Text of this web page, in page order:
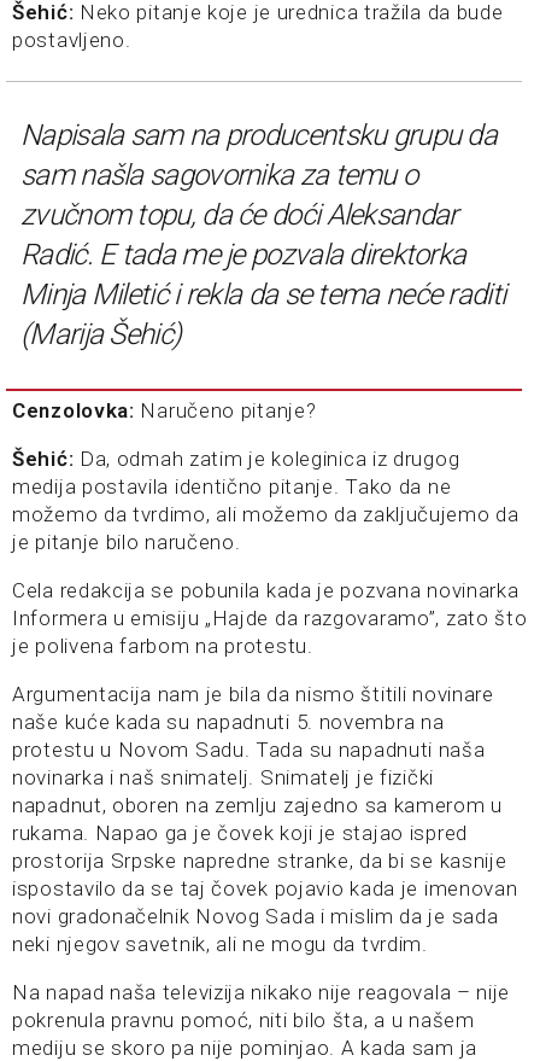
Šehić: Neko pitanje koje je urednica tražila da bude
postavljeno.
Napisala sam na producentsku grupu da
sam našla sagovornika za temu o
zvučnom topu, da će doći Aleksandar
Radić. E tada me je pozvala direktorka
Minja Miletić i rekla da se tema neće raditi
(Marija Šehić)
Cenzolovka: Naručeno pitanje?
Šehić: Da, odmah zatim je koleginica iz drugog
medija postavila identično pitanje. Tako da ne
možemo da tvrdimo, ali možemo da zaključujemo da
je pitanje bilo naručeno.
Cela redakcija se pobunila kada je pozvana novinarka
Informera u emisiju „Hajde da razgovaramo”, zato što
je polivena farbom na protestu.
Argumentacija nam je bila da nismo štitili novinare
naše kuće kada su napadnuti 5. novembra na
protestu u Novom Sadu. Tada su napadnuti naša
novinarka i naš snimatelj. Snimatelj je fizički
napadnut, oboren na zemlju zajedno sa kamerom u
rukama. Napao ga je čovek koji je stajao ispred
prostorija Srpske napredne stranke, da bi se kasnije
ispostavilo da se taj čovek pojavio kada je imenovan
novi gradonačelnik Novog Sada i mislim da je sada
neki njegov savetnik, ali ne mogu da tvrdim.
Na napad naša televizija nikako nije reagovala – nije
pokrenula pravnu pomoć, niti bilo šta, a u našem
mediju se skoro pa nije pominjao. A kada sam ja